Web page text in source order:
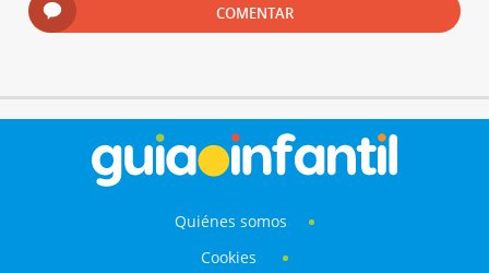
COMENTAR
Quiénes somos
Cookies